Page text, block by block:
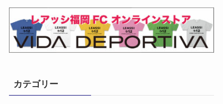
カテゴリー